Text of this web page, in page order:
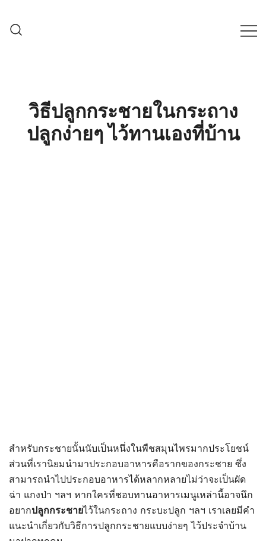
content
พร้อมดูแลพืชอย่างครบวงจร
วิธีปลูกกระชายในกระถาง
ปลูกง่ายๆ ไว้ทานเองที่บ้าน
สำหรับกระชายนั้นนับเป็นหนึ่งในพืชสมุนไพรมากประโยชน์
ส่วนที่เรานิยมนำมาประกอบอาหารคือรากของกระชาย ซึ่ง
สามารถนำไปประกอบอาหารได้หลากหลายไม่ว่าจะเป็นผัด
ฉ่า แกงป่า ฯลฯ หากใครที่ชอบทานอาหารเมนูเหล่านี้อาจนึก
อยากปลูกกระชายไว้ในกระถาง กระบะปลูก ฯลฯ เราเลยมีคำ
แนะนำเกี่ยวกับวิธีการปลูกกระชายแบบง่ายๆ ไว้ประจำบ้าน